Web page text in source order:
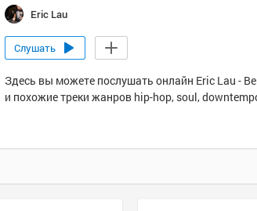
Eric Lau
Слушать
Здесь вы можете послушать онлайн Eric Lau -
и похожие треки жанров hip-hop, soul,